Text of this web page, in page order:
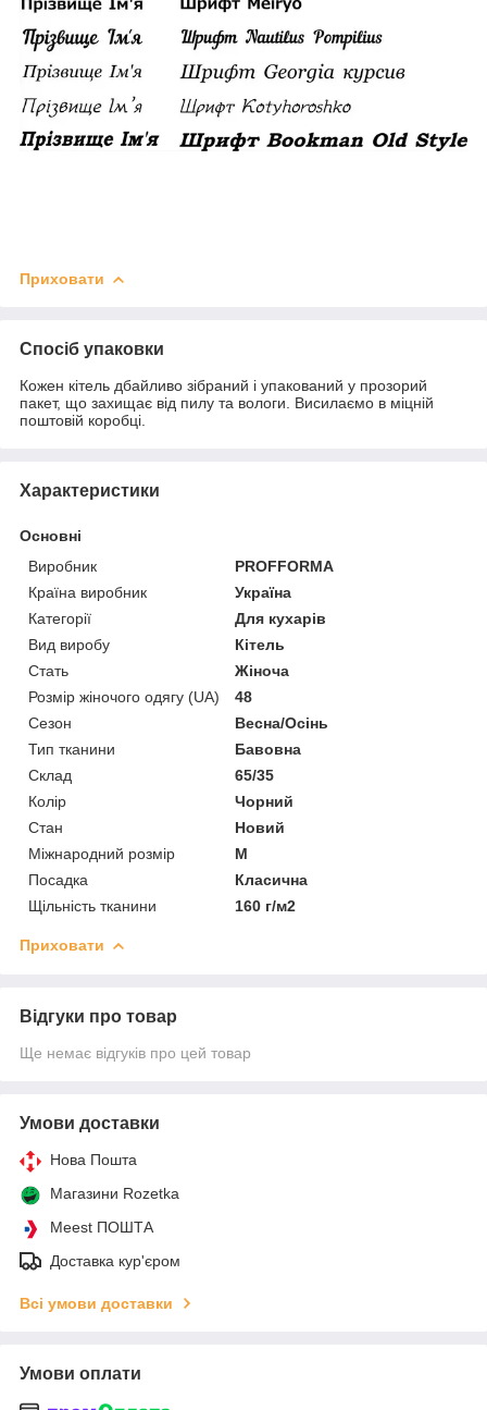
Приховати
Спосіб упаковки
Кожен кітель дбайливо зібраний і упакований у прозорий
пакет, що захищає від пилу та вологи. Висилаємо в міцній
поштовій коробці.
Характеристики
Основні
Виробник
PROFFORMA
Країна виробник
Україна
Категорії
Для кухарів
Вид виробу
Кітель
Стать
Жіноча
Розмір жіночого одягу (UA)
48
Сезон
Весна/Осінь
Тип тканини
Бавовна
Склад
65/35
Колір
Чорний
Стан
Новий
Міжнародний розмір
M
Посадка
Класична
Щільність тканини
160 г/м2
Приховати
Відгуки про товар
Ще немає відгуків про цей товар
Умови доставки
Нова Пошта
Магазини Rozetka
Meest ПОШТА
Доставка кур'єром
Всі умови доставки
Умови оплати